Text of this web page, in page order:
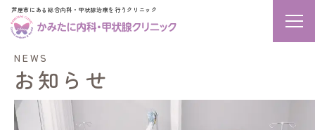
芦屋市にある総合内科・甲状腺治療を行うクリニック
メニ
お知らせ
NEWS